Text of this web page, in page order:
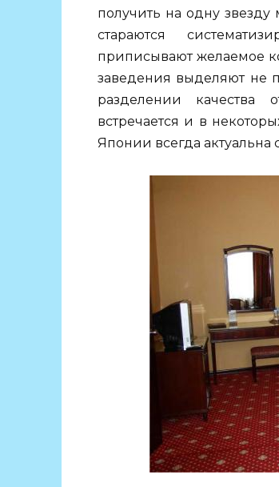
получить на одну
стараются
приписывают желаемое
заведения выделяют не
разделении качества
встречается и в
Японии всегда актуальна